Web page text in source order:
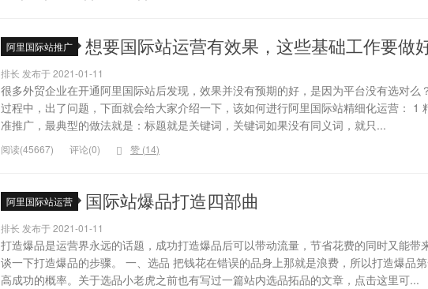
阿里国际站推广 想要国际站运营有效果，这些基础工作要做
排长 发布于 2021-01-11
很多外贸企业在开通阿里国际站后发现，效果并没有预期的好，是因为平台没有选对么
过程中，出了问题，下面就会给大家介绍一下，该如何进行阿里国际站精细化运营： 1
准推广，最典型的做法就是：标题就是关键词，关键词如果没有同义词，就只...
阅读(45667) 评论(0) 赞 (14)
阿里国际站运营 国际站爆品打造四部曲
排长 发布于 2021-01-11
打造爆品是运营界永远的话题，成功打造爆品后可以带动流量，节省花费的同时又能带
谈一下打造爆品的步骤。 一、选品 把钱花在错误的品身上那就是浪费，所以打造爆品
高成功的概率。关于选品小老虎之前也有写过一篇站内选品拓品的文章，点击这里可...